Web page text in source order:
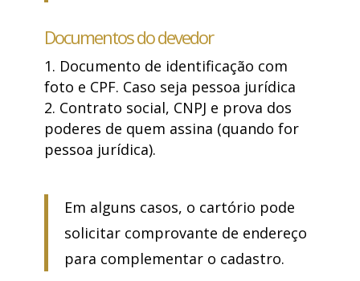
Documentos do devedor
Documento de identificação com
foto e CPF. Caso seja pessoa jurídica
Contrato social, CNPJ e prova dos
poderes de quem assina (quando for
pessoa jurídica).
Em alguns casos, o cartório pode
solicitar comprovante de endereço
para complementar o cadastro.